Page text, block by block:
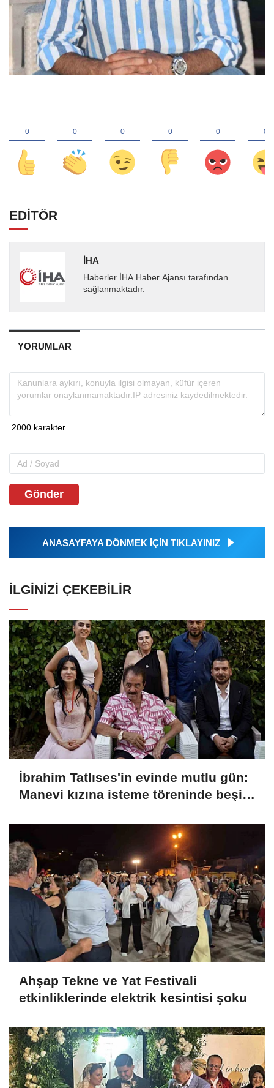
EDİTÖR
İHA
Haberler İHA Haber Ajansı tarafından
sağlanmaktadır.
YORUMLAR
Gönder
ANASAYFAYA DÖNMEK İÇİN TIKLAYINIZ
İLGINIZI ÇEKEBILIR
İbrahim Tatlıses'in evinde mutlu gün:
Manevi kızına isteme töreninde beşi
Ahşap Tekne ve Yat Festivali
etkinliklerinde elektrik kesintisi şoku